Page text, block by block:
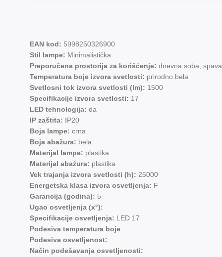
EAN kod: 5998250326900
Stil lampe: Minimalistička
Preporučena prostorija za korišćenje: dnevna soba,
Temperatura boje izvora svetlosti: prirodno bela
Svetlosni tok izvora svetlosti (lm): 1500
Specifikacije izvora svetlosti: 17
LED tehnologija: da
IP zaštita: IP20
Boja lampe: crna
Boja abažura: bela
Materijal lampe: plastika
Materijal abažura: plastika
Vek trajanja izvora svetlosti (h): 25000
Energetska klasa izvora osvetljenja: F
Garancija (godina): 5
Ugao osvetljenja (x°):
Specifikacije osvetljenja: LED 17
Podesiva temperatura boje:
Podesiva osvetljenost:
Način podešavanja osvetljenosti: